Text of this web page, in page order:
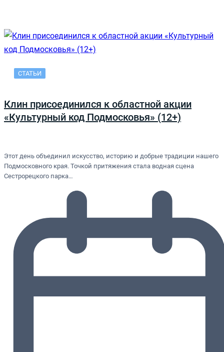
СТАТЬИ
Клин присоединился к областной акции
«Культурный код Подмосковья» (12+)
Этот день объединил искусство, историю и добрые традиции нашего
Подмосковного края. Точкой притяжения стала водная сцена
Сестрорецкого парка…